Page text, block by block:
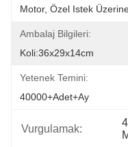
Motor, Özel Istek
Ambalaj Bilgileri:
Koli:36x29x14cm
Yetenek Temini:
40000+Adet+Ay
Vurgulamak: